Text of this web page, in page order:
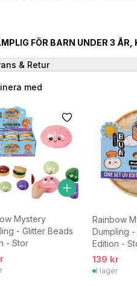
FÖR BARN UNDER 3
& Retur
med
Mystery
- Glitter Beads
- Stor
Rainbow
Dumpling
Edition -
139 kr
I lager